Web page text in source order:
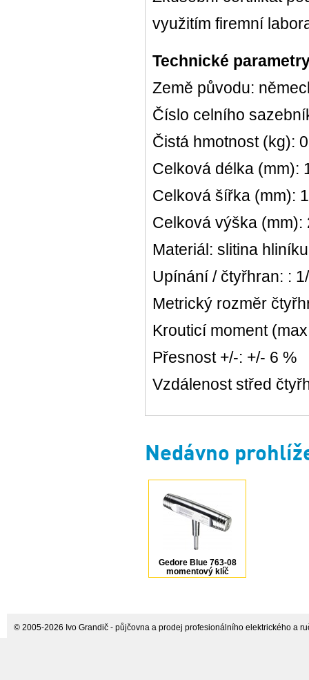
využitím firemní
Technické
Země původu:
Číslo celního
Čistá hmotnost (kg):
Celková délka (mm):
Celková šířka (mm):
Celková výška (mm):
Materiál: slitina hliníku
Upínání / čtyřhran: :
Metrický rozměr
Krouticí moment
Přesnost +/-: +/- 6 %
Vzdálenost střed
Nedávno
Gedore Blue 763-08
momentový klíč
Dremometer T-FS 1/4"
© 2005-2026 Ivo Grandič - půjčovna a prodej profesionálního elektrického a